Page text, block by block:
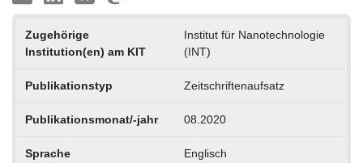
Zugehörige
Institution(en) am KIT
Institut für Nanotechnologie
(INT)
Publikationstyp Zeitschriftenaufsatz
Publikationsmonat/-jahr 08.2020
Sprache Englisch